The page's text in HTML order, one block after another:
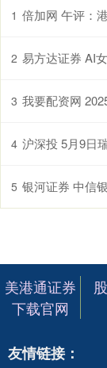
1 倍加网 午评：港股恒指涨
2 易方达证券 AI女博士
3 我要配资网 2025
4 沪深投 5月9日
5 银河证券 中信银行
美港通证券
下载官网
友情链接：